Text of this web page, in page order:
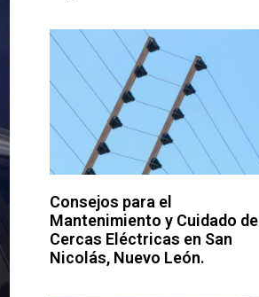
Consejos para el
Mantenimiento y Cuidado de
Cercas Eléctricas en San
Nicolás, Nuevo León.